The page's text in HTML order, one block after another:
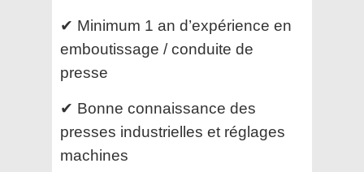
✔ Minimum 1 an d’expérience en
emboutissage / conduite de
presse
✔ Bonne connaissance des
presses industrielles et réglages
machines